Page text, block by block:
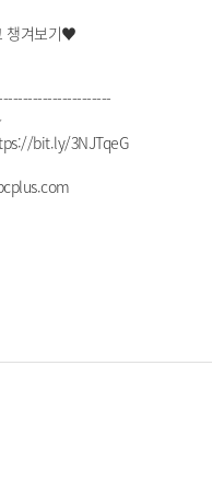
챙겨보기♥
bit.ly/3NJTqeG